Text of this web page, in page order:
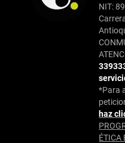
NIT:
*Para
haz
ÉTICA